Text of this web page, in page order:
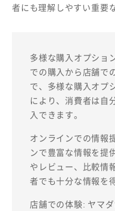
者にも理解しやすい重要
多様な購入オプショ
での購入から店舗で
で、多様な購入オプ
により、消費者は自
入できます。
オンラインでの情報
ンで豊富な情報を提
やレビュー、比較情
者でも十分な情報を
店舗での体験: ヤマ